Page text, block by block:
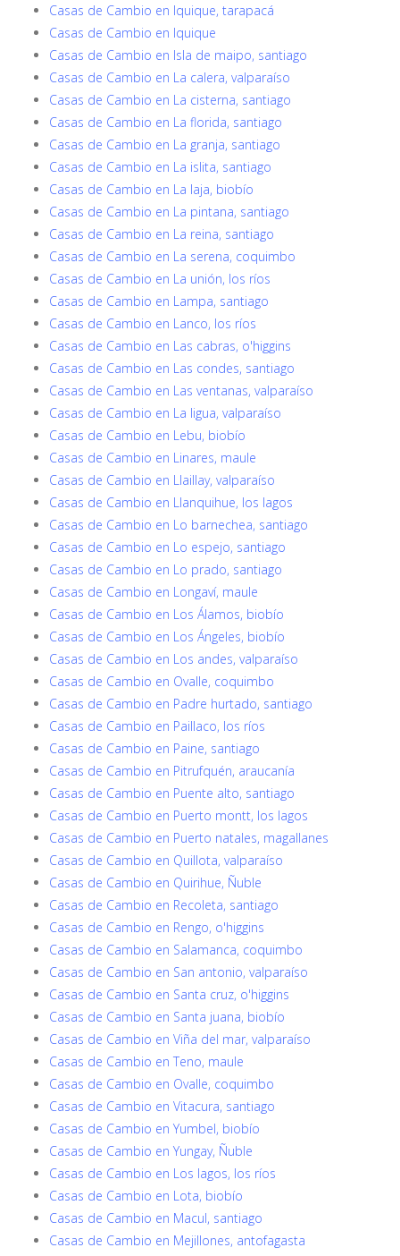
Casas de Cambio en Iquique, tarapacá
Casas de Cambio en Iquique
Casas de Cambio en Isla de maipo, santiago
Casas de Cambio en La calera, valparaíso
Casas de Cambio en La cisterna, santiago
Casas de Cambio en La florida, santiago
Casas de Cambio en La granja, santiago
Casas de Cambio en La islita, santiago
Casas de Cambio en La laja, biobío
Casas de Cambio en La pintana, santiago
Casas de Cambio en La reina, santiago
Casas de Cambio en La serena, coquimbo
Casas de Cambio en La unión, los ríos
Casas de Cambio en Lampa, santiago
Casas de Cambio en Lanco, los ríos
Casas de Cambio en Las cabras, o'higgins
Casas de Cambio en Las condes, santiago
Casas de Cambio en Las ventanas, valparaíso
Casas de Cambio en La ligua, valparaíso
Casas de Cambio en Lebu, biobío
Casas de Cambio en Linares, maule
Casas de Cambio en Llaillay, valparaíso
Casas de Cambio en Llanquihue, los lagos
Casas de Cambio en Lo barnechea, santiago
Casas de Cambio en Lo espejo, santiago
Casas de Cambio en Lo prado, santiago
Casas de Cambio en Longaví, maule
Casas de Cambio en Los Álamos, biobío
Casas de Cambio en Los Ángeles, biobío
Casas de Cambio en Los andes, valparaíso
Casas de Cambio en Ovalle, coquimbo
Casas de Cambio en Padre hurtado, santiago
Casas de Cambio en Paillaco, los ríos
Casas de Cambio en Paine, santiago
Casas de Cambio en Pitrufquén, araucanía
Casas de Cambio en Puente alto, santiago
Casas de Cambio en Puerto montt, los lagos
Casas de Cambio en Puerto natales, magallanes
Casas de Cambio en Quillota, valparaíso
Casas de Cambio en Quirihue, Ñuble
Casas de Cambio en Recoleta, santiago
Casas de Cambio en Rengo, o'higgins
Casas de Cambio en Salamanca, coquimbo
Casas de Cambio en San antonio, valparaíso
Casas de Cambio en Santa cruz, o'higgins
Casas de Cambio en Santa juana, biobío
Casas de Cambio en Viña del mar, valparaíso
Casas de Cambio en Teno, maule
Casas de Cambio en Ovalle, coquimbo
Casas de Cambio en Vitacura, santiago
Casas de Cambio en Yumbel, biobío
Casas de Cambio en Yungay, Ñuble
Casas de Cambio en Los lagos, los ríos
Casas de Cambio en Lota, biobío
Casas de Cambio en Macul, santiago
Casas de Cambio en Mejillones, antofagasta